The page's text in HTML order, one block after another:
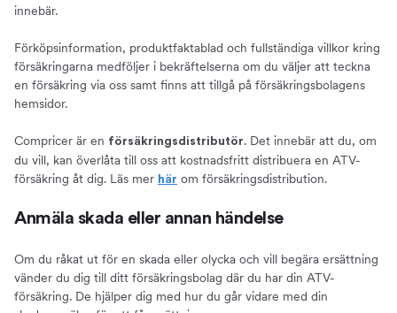
innebär.
Förköpsinformation, produktfaktablad och fullständiga villkor kring
försäkringarna medföljer i bekräftelserna om du väljer att teckna
en försäkring via oss samt finns att tillgå på försäkringsbolagens
hemsidor.
Compricer är en försäkringsdistributör. Det innebär att du, om
du vill, kan överlåta till oss att kostnadsfritt distribuera en ATV-
försäkring åt dig. Läs mer här om försäkringsdistribution.
Anmäla skada eller annan händelse
Om du råkat ut för en skada eller olycka och vill begära ersättning
vänder du dig till ditt försäkringsbolag där du har din ATV-
försäkring. De hjälper dig med hur du går vidare med din